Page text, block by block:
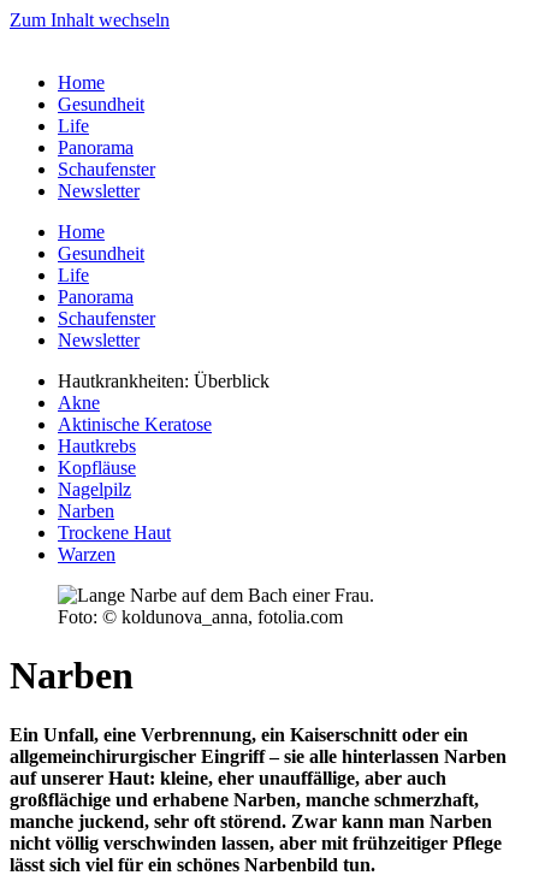
Zum Inhalt wechseln
Home
Gesundheit
Life
Panorama
Schaufenster
Newsletter
Home
Gesundheit
Life
Panorama
Schaufenster
Newsletter
Hautkrankheiten: Überblick
Akne
Aktinische Keratose
Hautkrebs
Kopfläuse
Nagelpilz
Narben
Trockene Haut
Warzen
Foto: © koldunova_anna, fotolia.com
Narben
Ein Unfall, eine Verbrennung, ein Kaiserschnitt oder ein
allgemeinchirurgischer Eingriff – sie alle hinterlassen Narben
auf unserer Haut: kleine, eher unauffällige, aber auch
großflächige und erhabene Narben, manche schmerzhaft,
manche juckend, sehr oft störend. Zwar kann man Narben
nicht völlig verschwinden lassen, aber mit frühzeitiger Pflege
lässt sich viel für ein schönes Narbenbild tun.